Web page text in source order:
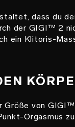
dass du
der GIGI™ 2
ein Klitoris-
Größe von
Orgasmus